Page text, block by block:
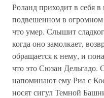
Роланд приходит в себя
подвешенном в
что умер. Слышит
когда оно замолкает,
обращается к нему, и
что это Сюзан Дельгадо.
напоминают ему Риа с
носят сигул Темной